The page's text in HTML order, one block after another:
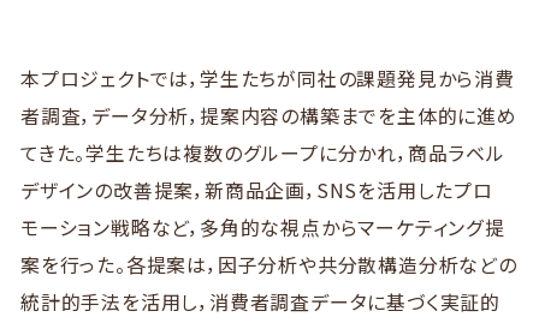
本プロジェクトでは，学生たちが同社の課題発見から消費
者調査，データ分析，提案内容の構築までを主体的に進め
てきた。学生たちは複数のグループに分かれ，商品ラベル
デザインの改善提案，新商品企画，SNSを活用したプロ
モーション戦略など，多角的な視点からマーケティング提
案を行った。各提案は，因子分析や共分散構造分析などの
統計的手法を活用し，消費者調査データに基づく実証的